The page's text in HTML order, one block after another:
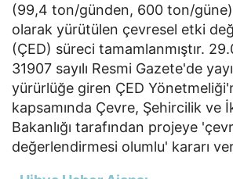
(99,4 ton/günden, 600 ton/
olarak yürütülen çevresel etki
(ÇED) süreci tamamlanmıştır.
31907 sayılı Resmi Gazete'de
yürürlüğe giren ÇED
kapsamında Çevre, Şehircilik ve
Bakanlığı tarafından projeye
değerlendirmesi olumlu' kararı